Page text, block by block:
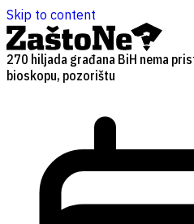
Skip to content
270 hiljada građana BiH nema
bioskopu, pozorištu